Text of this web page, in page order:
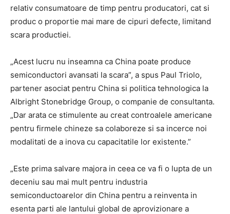
relativ consumatoare de timp pentru producatori, cat si
produc o proportie mai mare de cipuri defecte, limitand
scara productiei.
„Acest lucru nu inseamna ca China poate produce
semiconductori avansati la scara”, a spus Paul Triolo,
partener asociat pentru China si politica tehnologica la
Albright Stonebridge Group, o companie de consultanta.
„Dar arata ce stimulente au creat controalele americane
pentru firmele chineze sa colaboreze si sa incerce noi
modalitati de a inova cu capacitatile lor existente.”
„Este prima salvare majora in ceea ce va fi o lupta de un
deceniu sau mai mult pentru industria
semiconductoarelor din China pentru a reinventa in
esenta parti ale lantului global de aprovizionare a